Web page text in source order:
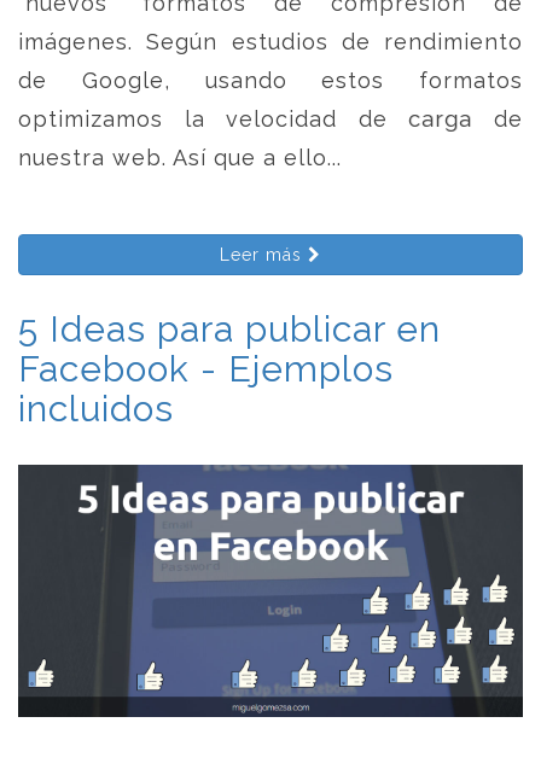
imágenes. Según estudios de rendimiento
de Google, usando estos formatos
optimizamos la velocidad de carga de
nuestra web. Así que a ello...
Leer más
5 Ideas para publicar en
Facebook - Ejemplos
incluidos